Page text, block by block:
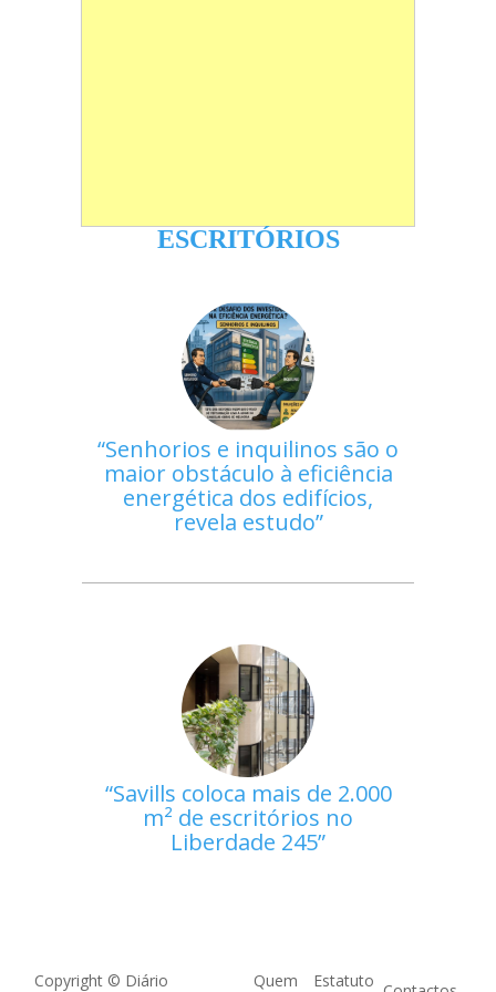
ESCRITÓRIOS
Senhorios e inquilinos são o
maior obstáculo à eficiência
energética dos edifícios,
revela estudo
Savills coloca mais de 2.000
m² de escritórios no
Liberdade 245
Copyright © Diário
Quem
Estatuto